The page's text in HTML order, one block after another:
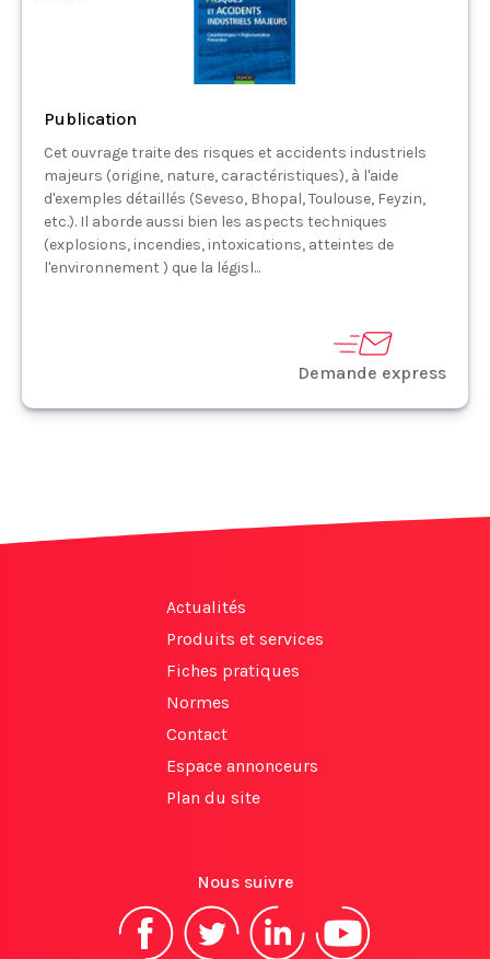
Publication
Cet ouvrage traite des risques et accidents industriels
majeurs (origine, nature, caractéristiques), à l'aide
d'exemples détaillés (Seveso, Bhopal, Toulouse, Feyzin,
etc.). Il aborde aussi bien les aspects techniques
(explosions, incendies, intoxications, atteintes de
l'environnement ) que la législ...
Demande express
Actualités
Produits et services
Fiches pratiques
Normes
Contact
Espace annonceurs
Plan du site
Nous suivre